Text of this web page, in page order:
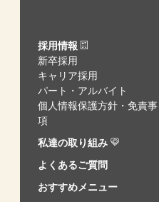
採用情報
新卒採用
キャリア採用
パート・アルバイト
個人情報保護方針・免責事
項
私達の取り組み
よくあるご質問
おすすめメニュー